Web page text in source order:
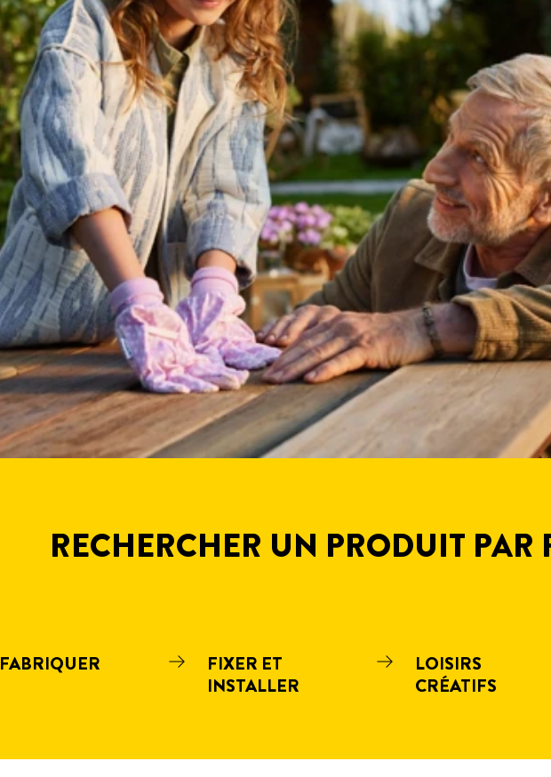
RECHERCHER UN PRODUIT PAR
FABRIQUER
FIXER ET
INSTALLER
LOISIRS
CRÉATIFS